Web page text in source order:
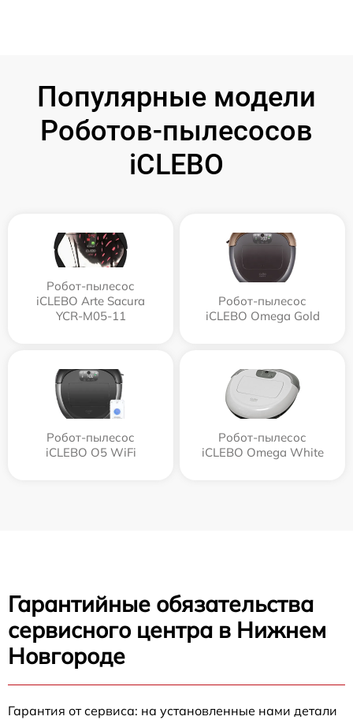
Популярные модели
Роботов-пылесосов
iCLEBO
Робот-пылесос
iCLEBO Arte Sacura
YCR-M05-11
Робот-пылесос
iCLEBO Omega Gold
Робот-пылесос
iCLEBO O5 WiFi
Робот-пылесос
iCLEBO Omega White
Гарантийные обязательства
сервисного центра в Нижнем
Новгороде
Гарантия от сервиса: на установленные нами детали